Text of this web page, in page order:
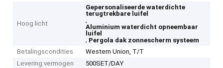
Hoog licht
Gepersonaliseerde waterdichte
terugtrekbare luifel
,
Aluminium waterdicht opneembaar
luifel
, Pergola dak zonnescherm systeem
Betalingscondities
Western Union, T/T
Levering vermogen
500SET/DAY